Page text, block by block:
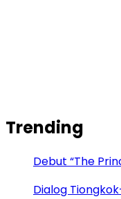
Trending
Debut “The
Dialog